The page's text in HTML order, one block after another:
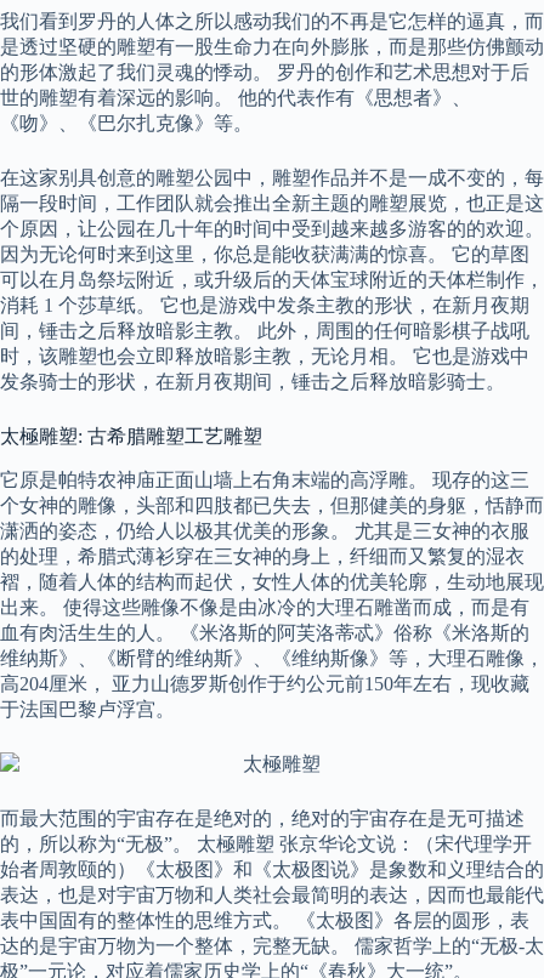
我们看到罗丹的人体之所以感动我们的不再是它怎样的逼真，而
是透过坚硬的雕塑有一股生命力在向外膨胀，而是那些仿佛颤动
的形体激起了我们灵魂的悸动。 罗丹的创作和艺术思想对于后
世的雕塑有着深远的影响。 他的代表作有《思想者》、
《吻》、《巴尔扎克像》等。
在这家别具创意的雕塑公园中，雕塑作品并不是一成不变的，每
隔一段时间，工作团队就会推出全新主题的雕塑展览，也正是这
个原因，让公园在几十年的时间中受到越来越多游客的的欢迎。
因为无论何时来到这里，你总是能收获满满的惊喜。 它的草图
可以在月岛祭坛附近，或升级后的天体宝球附近的天体栏制作，
消耗 1 个莎草纸。 它也是游戏中发条主教的形状，在新月夜期
间，锤击之后释放暗影主教。 此外，周围的任何暗影棋子战吼
时，该雕塑也会立即释放暗影主教，无论月相。 它也是游戏中
发条骑士的形状，在新月夜期间，锤击之后释放暗影骑士。
太極雕塑: 古希腊雕塑工艺雕塑
它原是帕特农神庙正面山墙上右角末端的高浮雕。 现存的这三
个女神的雕像，头部和四肢都已失去，但那健美的身躯，恬静而
潇洒的姿态，仍给人以极其优美的形象。 尤其是三女神的衣服
的处理，希腊式薄衫穿在三女神的身上，纤细而又繁复的湿衣
褶，随着人体的结构而起伏，女性人体的优美轮廓，生动地展现
出来。 使得这些雕像不像是由冰冷的大理石雕凿而成，而是有
血有肉活生生的人。 《米洛斯的阿芙洛蒂忒》俗称《米洛斯的
维纳斯》、《断臂的维纳斯》、《维纳斯像》等，大理石雕像，
高204厘米， 亚力山德罗斯创作于约公元前150年左右，现收藏
于法国巴黎卢浮宫。
而最大范围的宇宙存在是绝对的，绝对的宇宙存在是无可描述
的，所以称为“无极”。 太極雕塑 张京华论文说：（宋代理学开
始者周敦颐的）《太极图》和《太极图说》是象数和义理结合的
表达，也是对宇宙万物和人类社会最简明的表达，因而也最能代
表中国固有的整体性的思维方式。 《太极图》各层的圆形，表
达的是宇宙万物为一个整体，完整无缺。 儒家哲学上的“无极-太
极”一元论，对应着儒家历史学上的“《春秋》大一统”。